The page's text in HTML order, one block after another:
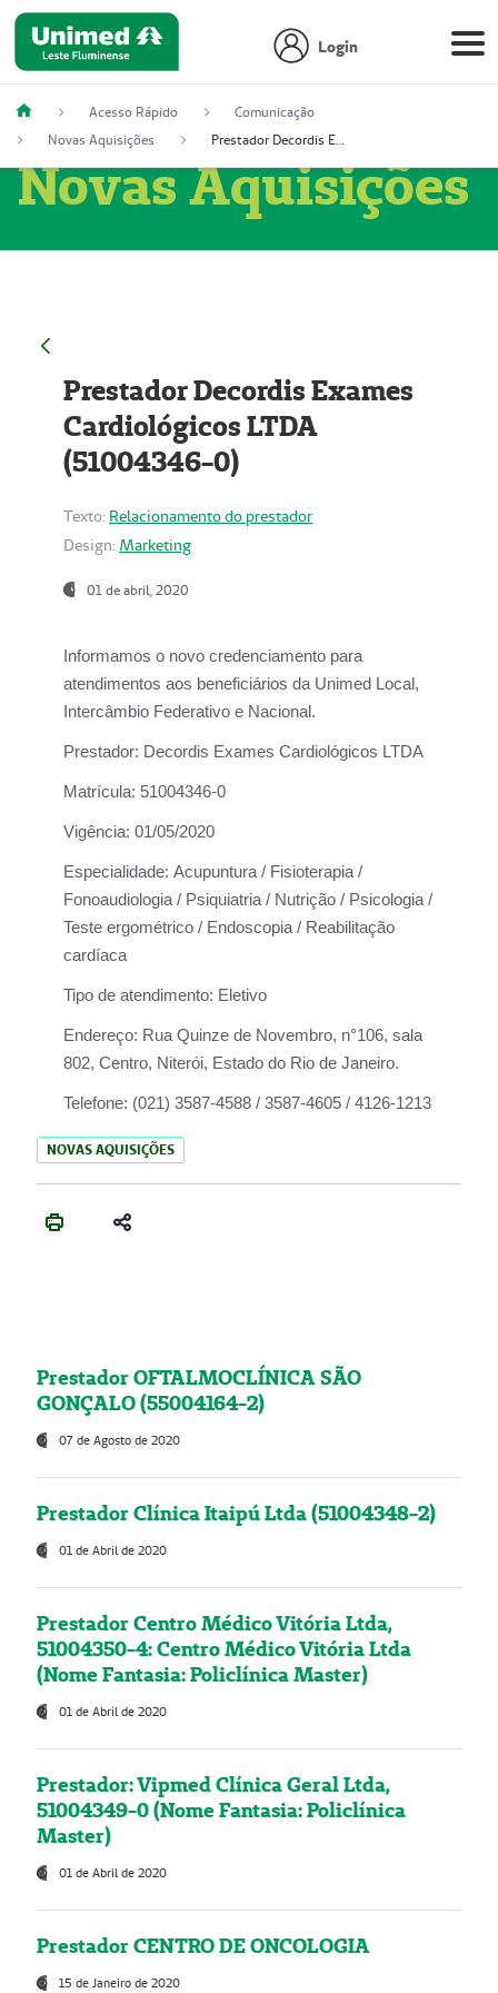
Login
Acesso Rápido
Comunicação
Novas Aquisições
Prestador Decordis Exames Cardiológicos LTDA (51004346-0)
Novas Aquisições
Prestador Decordis Exames
Cardiológicos LTDA
(51004346-0)
Texto: Relacionamento do prestador
Design: Marketing
01 de abril, 2020
Informamos o novo credenciamento para
atendimentos aos beneficiários da Unimed Local,
Intercâmbio Federativo e Nacional.
Prestador: Decordis Exames Cardiológicos LTDA
Matrícula: 51004346-0
Vigência: 01/05/2020
Especialidade: Acupuntura / Fisioterapia /
Fonoaudiologia / Psiquiatria / Nutrição / Psicologia /
Teste ergométrico / Endoscopia / Reabilitação
cardíaca
Tipo de atendimento: Eletivo
Endereço: Rua Quinze de Novembro, n°106, sala
802, Centro, Niterói, Estado do Rio de Janeiro.
Telefone: (021) 3587-4588 / 3587-4605 / 4126-1213
NOVAS AQUISIÇÕES
Prestador OFTALMOCLÍNICA SÃO
GONÇALO (55004164-2)
07 de Agosto de 2020
Prestador Clínica Itaipú Ltda (51004348-2)
01 de Abril de 2020
Prestador Centro Médico Vitória Ltda,
51004350-4: Centro Médico Vitória Ltda
(Nome Fantasia: Policlínica Master)
01 de Abril de 2020
Prestador: Vipmed Clínica Geral Ltda,
51004349-0 (Nome Fantasia: Policlínica
Master)
01 de Abril de 2020
Prestador CENTRO DE ONCOLOGIA
15 de Janeiro de 2020